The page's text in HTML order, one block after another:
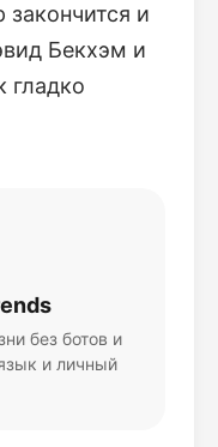
и
Бекхэм и
гладко
без ботов и
и личный